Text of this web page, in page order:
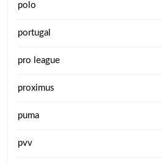
polo
portugal
pro league
proximus
puma
pvv